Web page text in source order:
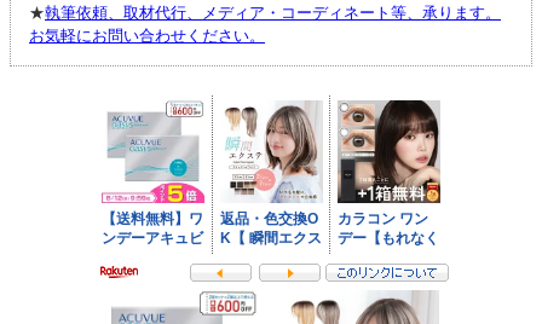
★執筆依頼、取材代行、メディア・コーディネート等、承ります。
お気軽にお問い合わせください。